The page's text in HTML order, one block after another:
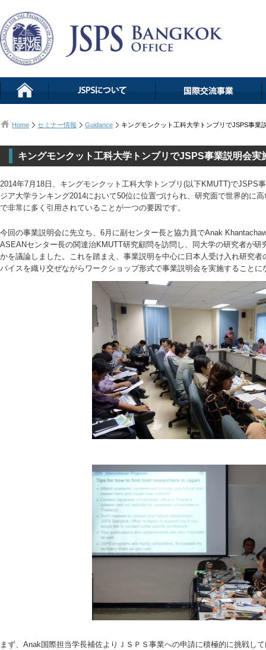
Home セミナー情報 Guidance キングモンクット工科大学トンブリでJSPS事業
キングモンクット工科大学トンブリでJSPS事業説明会実
2014年7月18日、キングモンクット工科大学トンブリ(以下KMUTT)でJSPS
ジア大学ランキング2014において50位に位置づけられ、研究面で世界的に
で非常に多く引用されていることが一つの要因です。
今回の事業説明会に先立ち、6月に副センター長と協力員でAnak
ASEANセンター長の関達治KMUTT研究顧問を訪問し、同大学の研究者が
かを議論しました。これを踏まえ、事業説明を中心に日本人受け入れ研究
バイスを織り交ぜながらワークショップ形式で事業説明会を実施することに
まず、Anak国際担当学長補佐よりＪＳＰＳ事業への申請に積極的に挑戦し